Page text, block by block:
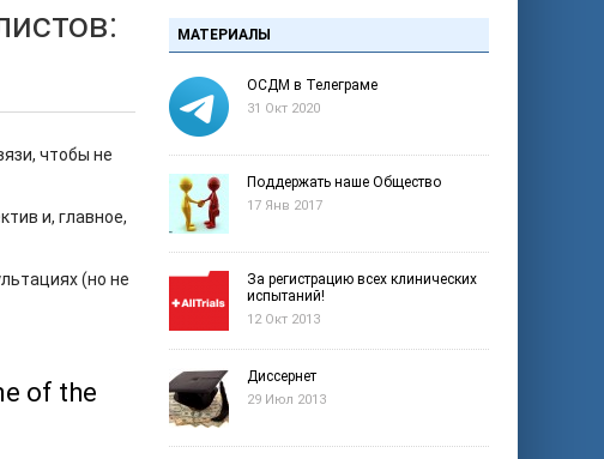
чтобы не
и, главное,
(но не
of the
МАТЕРИАЛЫ
ОСДМ в Телеграме
31 Окт 2020
Поддержать наше Общество
17 Янв 2017
За регистрацию всех клинических
испытаний!
12 Окт 2013
Диссернет
29 Июл 2013